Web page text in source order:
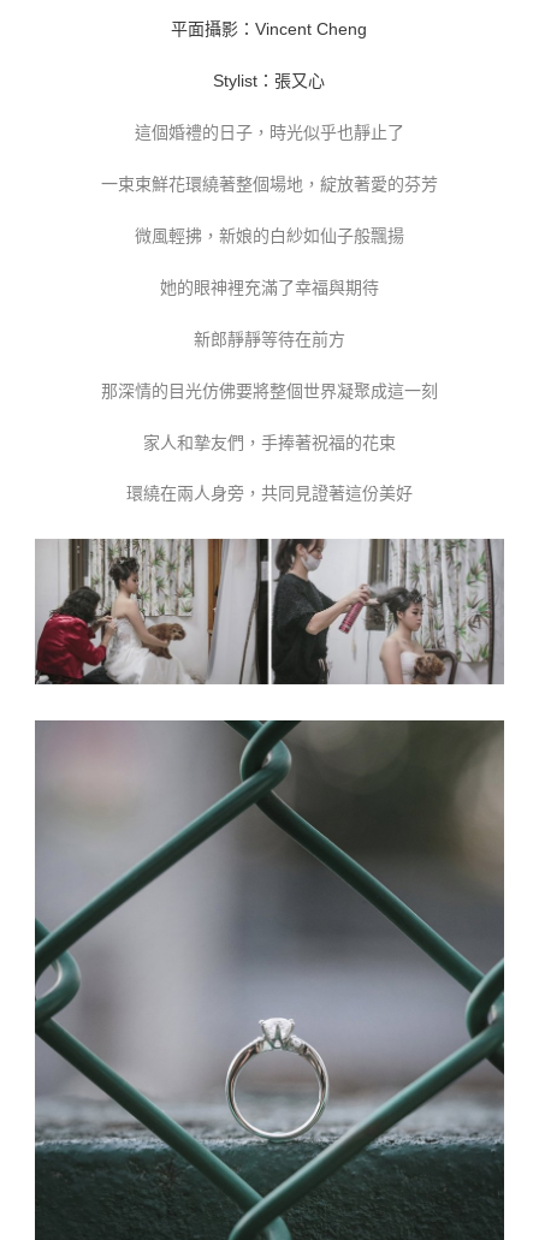
平面攝影：Vincent Cheng
Stylist：張又心
這個婚禮的日子，時光似乎也靜止了
一束束鮮花環繞著整個場地，綻放著愛的芬芳
微風輕拂，新娘的白紗如仙子般飄揚
她的眼神裡充滿了幸福與期待
新郎靜靜等待在前方
那深情的目光仿佛要將整個世界凝聚成這一刻
家人和摯友們，手捧著祝福的花束
環繞在兩人身旁，共同見證著這份美好